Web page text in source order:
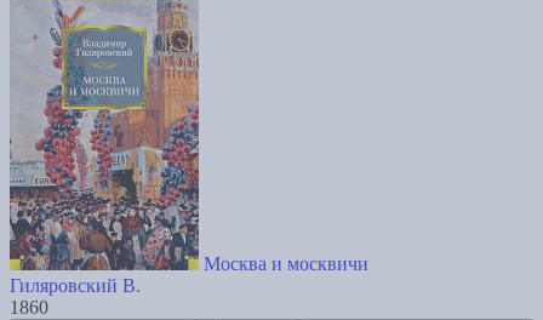
Москва и москвичи
Гиляровский В.
1860